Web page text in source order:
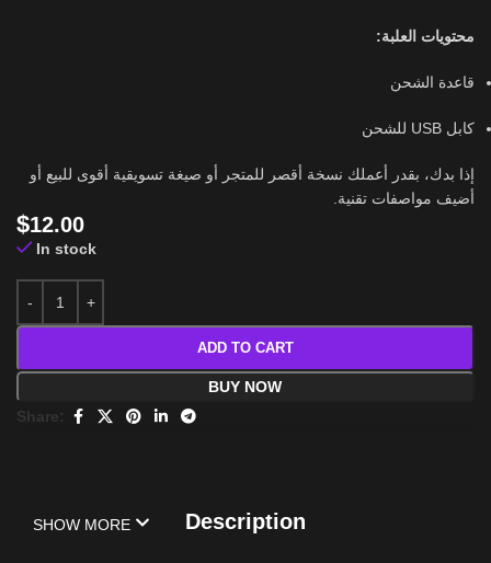
محتويات العلبة:
قاعدة الشحن
كابل USB للشحن
إذا بدك، بقدر أعملك نسخة أقصر للمتجر أو صيغة تسويقية أقوى للبيع أو
أضيف مواصفات تقنية.
$12.00
In stock
ADD TO CART
BUY NOW
Share:
Description
SHOW MORE